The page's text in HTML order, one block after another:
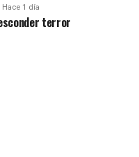
Hace 1 día
terror